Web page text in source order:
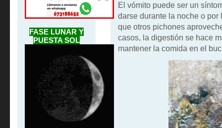
FASE LUNAR Y
PUESTA SOL
El vómito puede ser un
darse durante la noche o
que otros pichones
casos, la digestión se hace
mantener la comida en el